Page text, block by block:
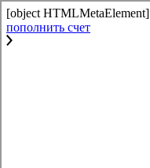
[object HTMLMetaElement]
пополнить счет